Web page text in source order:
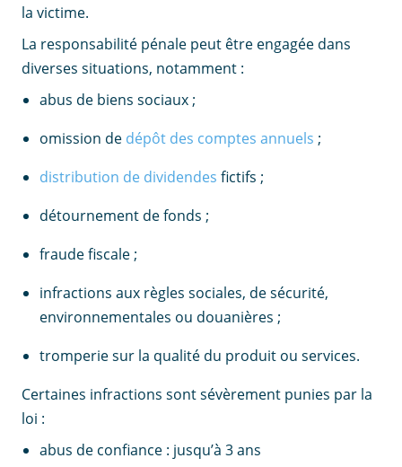
la victime.
La responsabilité pénale peut être engagée dans
diverses situations, notamment :
abus de biens sociaux ;
omission de dépôt des comptes annuels ;
distribution de dividendes fictifs ;
détournement de fonds ;
fraude fiscale ;
infractions aux règles sociales, de sécurité,
environnementales ou douanières ;
tromperie sur la qualité du produit ou services.
Certaines infractions sont sévèrement punies par la
loi :
abus de confiance : jusqu’à 3 ans